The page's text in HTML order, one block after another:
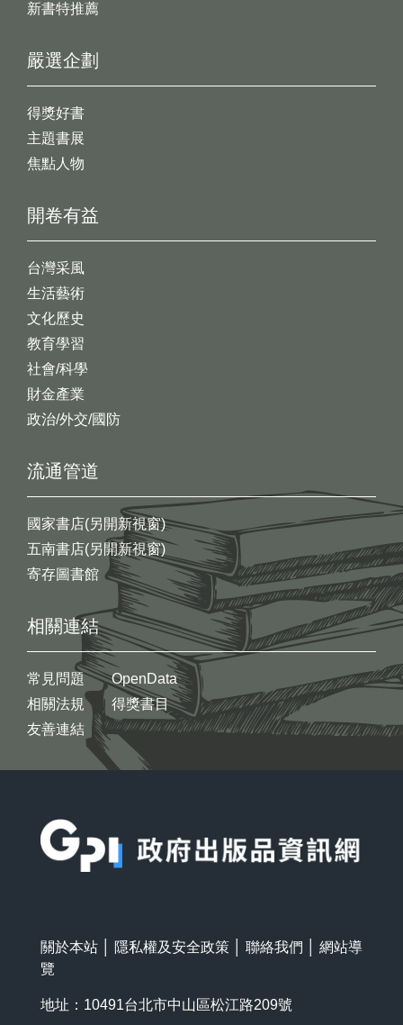
新書特推薦
開卷有益
台灣采風
生活藝術
文化歷史
教育學習
社會/科學
財金產業
政治/外交/國防
嚴選企劃
得獎好書
主題書展
焦點人物
流通管道
國家書店(另開新視窗)
五南書店(另開新視窗)
寄存圖書館
相關連結
常見問題
相關法規
友善連結
OpenData
得獎書目
關於本站 隱私權及安全政策 聯絡我們
網站導
覽
地址：10491台北市中山區松江路209號